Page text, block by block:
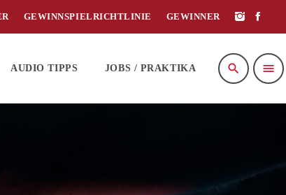
GEWINNSPIELRICHTLINIE GEWINNER
AUDIO TIPPS JOBS / PRAKTIKA search menu